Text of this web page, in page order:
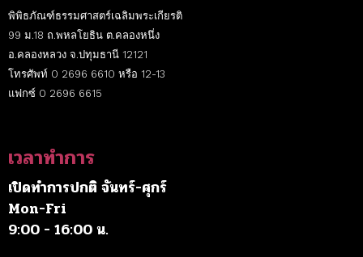
พิพิธภัณฑ์ธรรมศาสตร์เฉลิมพระเกียรติ
99 ม.18 ถ.พหลโยธิน ต.คลองหนึ่ง
อ.คลองหลวง จ.ปทุมธานี 12121
โทรศัพท์ 0 2696 6610 หรือ 12-13
แฟกซ์ 0 2696 6615
เวลาทำการ
เปิดทำการปกติ จันทร์-ศุกร์
Mon-Fri
9:00 - 16:00 น.